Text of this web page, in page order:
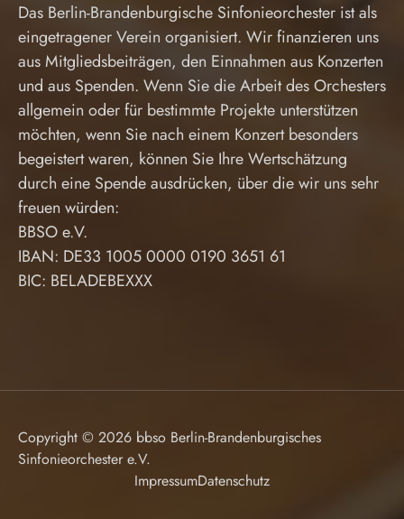
Das Berlin-Brandenburgische Sinfonieorchester ist als
eingetragener Verein organisiert. Wir finanzieren uns
aus Mitgliedsbeiträgen, den Einnahmen aus Konzerten
und aus Spenden. Wenn Sie die Arbeit des Orchesters
allgemein oder für bestimmte Projekte unterstützen
möchten, wenn Sie nach einem Konzert besonders
begeistert waren, können Sie Ihre Wertschätzung
durch eine Spende ausdrücken, über die wir uns sehr
freuen würden:
BBSO e.V.
IBAN: DE33 1005 0000 0190 3651 61
BIC: BELADEBEXXX
Copyright © 2026 bbso Berlin-Brandenburgisches
Sinfonieorchester e.V.
ImpressumDatenschutz